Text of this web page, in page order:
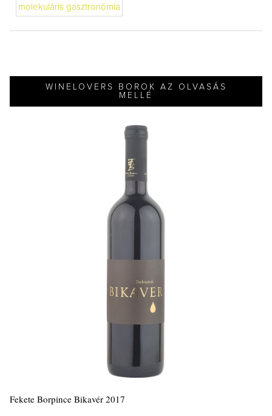
molekuláris gasztronómia
WINELOVERS BOROK AZ OLVASÁS
MELLÉ
Fekete Borpince Bikavér 2017